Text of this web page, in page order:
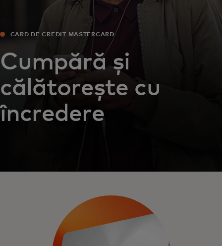
CARD DE CREDIT MASTERCARD
Cumpără și
călătorește cu
încredere